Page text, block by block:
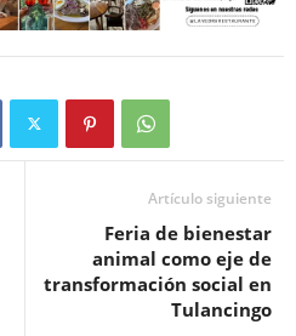
Artículo siguiente
Feria de bienestar
animal como eje de
transformación social en
Tulancingo